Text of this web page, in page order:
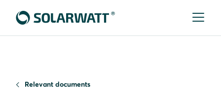
Relevant documents